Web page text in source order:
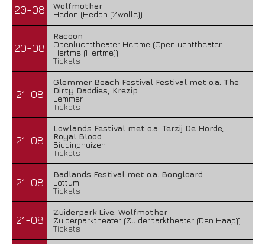
20-08
Wolfmother
Hedon (Hedon (Zwolle))
20-08
Racoon
Openluchttheater Hertme (Openluchttheater
Hertme (Hertme))
Tickets
21-08
Glemmer Beach Festival Festival met o.a. The
Dirty Daddies, Krezip
Lemmer
Tickets
21-08
Lowlands Festival met o.a. Terzij De Horde,
Royal Blood
Biddinghuizen
Tickets
21-08
Badlands Festival met o.a. Bongloard
Lottum
Tickets
21-08
Zuiderpark Live: Wolfmother
Zuiderparktheater (Zuiderparktheater (Den Haag))
Tickets